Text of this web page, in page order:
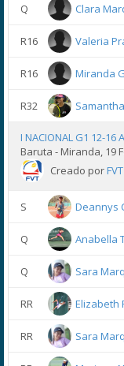
Q Clara
R16 Valeria
R16 Miranda
R32
I NACIONAL G1 12-16
Baruta - Miranda, 19
Creado porFVT
S Deannys
Q Anabella
Q Sara
RR Elizabeth
RR Sara